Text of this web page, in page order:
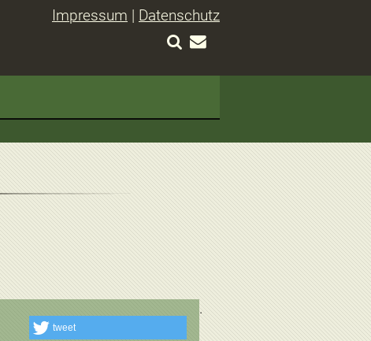
Impressum | Datenschutz
tweet